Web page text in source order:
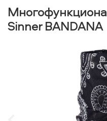
Sinner BANDANA